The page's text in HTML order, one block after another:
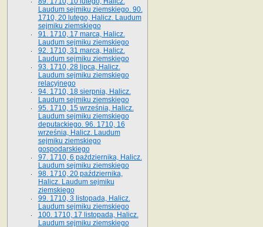
Laudum sejmiku ziemskiego. 90.
1710, 20 lutego, Halicz. Laudum
sejmiku ziemskiego
91. 1710, 17 marca, Halicz.
Laudum sejmiku ziemskiego
92. 1710, 31 marca, Halicz.
Laudum sejmiku ziemskiego
93. 1710, 28 lipca, Halicz.
Laudum sejmiku ziemskiego
relacyjnego
94. 1710, 18 sierpnia, Halicz.
Laudum sejmiku ziemskiego
95. 1710, 15 września, Halicz.
Laudum sejmiku ziemskiego
deputackiego. 96. 1710, 16
września, Halicz. Laudum
sejmiku ziemskiego
gospodarskiego
97. 1710, 6 października, Halicz.
Laudum sejmiku ziemskiego
98. 1710, 20 października,
Halicz. Laudum sejmiku
ziemskiego
99. 1710, 3 listopada, Halicz.
Laudum sejmiku ziemskiego
100. 1710, 17 listopada, Halicz.
Laudum sejmiku ziemskiego